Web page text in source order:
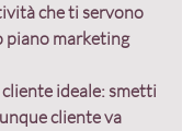
che ti servono
piano marketing
ideale: smetti
cliente va